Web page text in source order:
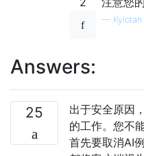
— Kylotan
Answers:
25
出于安全原因
的工作。您不
首先要取消AI